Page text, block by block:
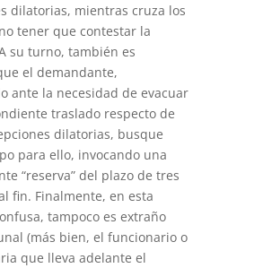
dilatorias, mientras cruza los
tener que contestar la
su turno, también es
el demandante,
ante la necesidad de evacuar
traslado respecto de
dilatorias, busque
para ello, invocando una
“reserva” del plazo de tres
fin. Finalmente, en esta
tampoco es extraño
(más bien, el funcionario o
que lleva adelante el